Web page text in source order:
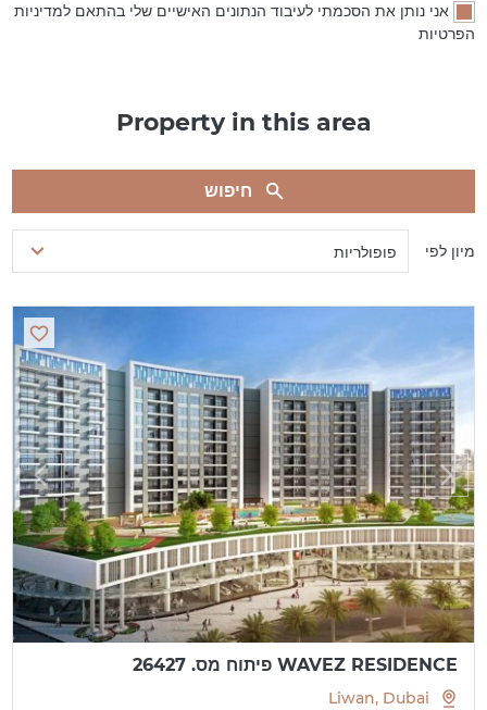
אני נותן את הסכמתי לעיבוד הנתונים האישיים שלי בהתאם למדיניות
הפרטיות
Property in this area
חיפוש
מיון לפי פופולריות
WAVEZ RESIDENCE פיתוח מס. 26427
Liwan, Dubai